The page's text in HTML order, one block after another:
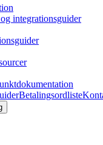
integrationsguider
Betalingsordliste